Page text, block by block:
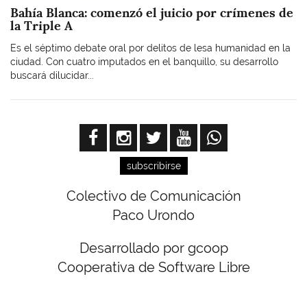
Bahía Blanca: comenzó el juicio por crímenes de
la Triple A
Es el séptimo debate oral por delitos de lesa humanidad en la
ciudad. Con cuatro imputados en el banquillo, su desarrollo
buscará dilucidar...
subscribirse
Colectivo de Comunicación
Paco Urondo
Desarrollado por gcoop
Cooperativa de Software Libre